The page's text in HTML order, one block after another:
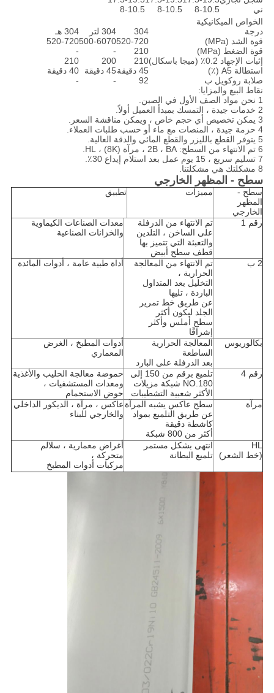
ني
8-10.5
8-10.5
8-10.5
الخواص الميكانيكية
درجة
304 304 لتر
304 هـ
قوة الشد (MPa)
520-720
500-6070
520-720
قوة الضغط (MPa)
210
-
-
إثبات الإجهاد 0.2٪ (ميجا باسكال)
210
200
210
استطالة A5 (٪)
45 دقيقة 45 دقيقة
40 دقيقة
صلابة روكويل ب
92
-
-
نقاط البيع والمزايا:
1 نحن مواد الصف الأول في الصين.
2 خدمات جيدة ، التمسك بمبدأ العميل أولاً.
3 يمكن تخصيص أي حجم خاص ، ويمكن مناقشة السعر.
4 حزمة جيدة ، المنصات مع ماء أو حسب طلبات العملاء.
5 يتوفر القطع بالليزر والقطع المائي والدقة العالية.
6 تم الانتهاء من السطح: 2B ، BA ، مرآة (8K) ، HL.
7 تسليم سريع ، 15 يوم عمل بعد استلام إيداع 30٪.
8 مشكلتك هي مشكلتنا.
سطح - المظهر الخارجي
سطح -
المظهر
الخارجي
مميزات تطبيق
رقم 1
تم الانتهاء من الدرفلة
على الساخن ، التلدين
والتعبئة التي تتميز بها
قطف سطح أبيض
معدات الصناعات الكيماوية
والخزانات الصناعية
2 ب
تم الانتهاء من المعالجة
الحرارية ،
التخليل بعد المتداول
الباردة ، تليها
عن طريق خط تمرير
الجلد ليكون أكثر
سطح أملس وأكثر
إشراقًا
أداة طبية عامة ، أدوات المائدة
بكالوريوس
المعالجة الحرارية
الساطعة
بعد الدرفلة على البارد
أدوات المطبخ ، الغرض
المعماري
رقم 4
تلميع برقم من 150 إلى
NO.180 شبكة مزيلات
الأكثر شعبية التشطيبات
حموضة معالجة الحليب والأغذية
ومعدات المستشفيات ،
حوض الاستحمام
مرآة
سطح عاكس يشبه المرآة
عن طريق التلميع بمواد
كاشطة دقيقة
أكثر من 800 شبكة
عاكس ، مرآة ، الديكور الداخلي
والخارجي للبناء
HL
(خط الشعر)
انتهى بشكل مستمر
تلميع البطانة
أغراض معمارية ، سلالم
متحركة ،
مركبات أدوات المطبخ